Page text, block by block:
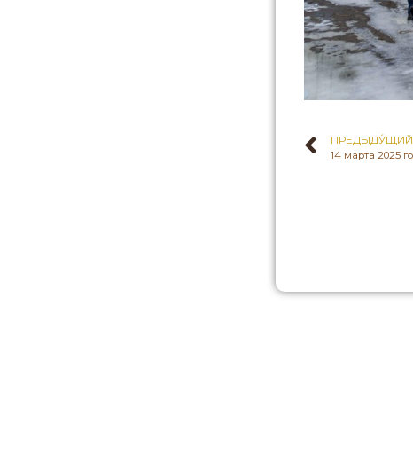
ПРЕДЫДУ́ЩИЙ